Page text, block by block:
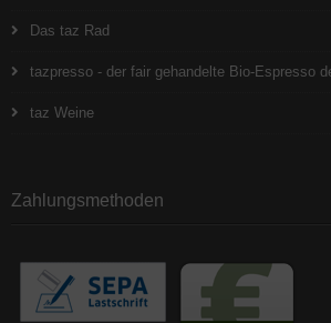
Das taz Rad
tazpresso - der fair gehandelte Bio-Espresso
taz Weine
Zahlungsmethoden